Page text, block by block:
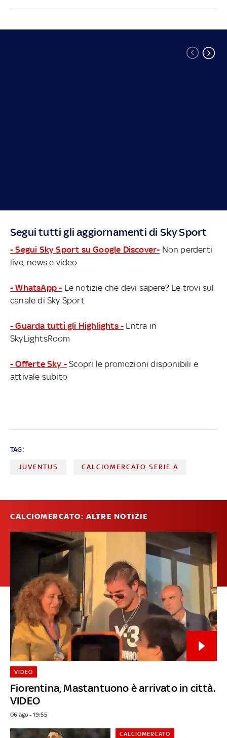
Segui tutti gli aggiornamenti di Sky Sport
- Segui Sky Sport su Google Discover- Non perderti
live, news e video
- WhatsApp - Le notizie che devi sapere? Le trovi sul
canale di Sky Sport
- Guarda tutti gli Highlights - Entra in
SkyLightsRoom
- Offerte Sky - Scopri le promozioni disponibili e
attivale subito
TAG:
JUVENTUS CALCIOMERCATO SERIE A
CALCIOMERCATO: ALTRE NOTIZIE
Fiorentina, Mastantuono è arrivato in città.
VIDEO
VIDEO
06 ago - 19:55
CALCIOMERCATO